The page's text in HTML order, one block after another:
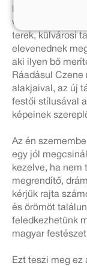
közé.
várótermek,
terek, külvárosi
elevenednek
aki ilyen bő
Ráadásul Czene
alakjaival, az új
festői stílusával
képeinek
Az én
egy jól
kezelve, ha nem
megrendítő,
kérjük rajta
és örömöt
feledkezhetünk
magyar
Ezt teszi meg ez